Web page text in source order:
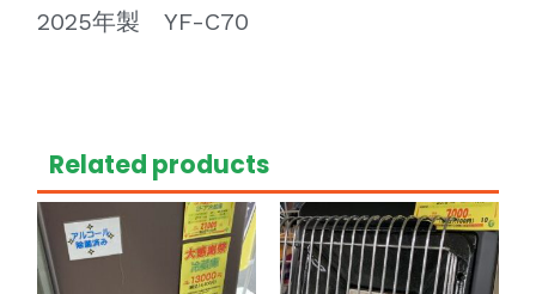
2025年製 YF-C70
Related products